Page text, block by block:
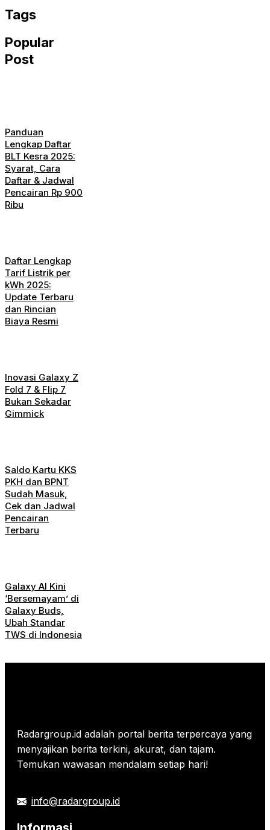
Tags
Popular
Post
Panduan
Lengkap Daftar
BLT Kesra 2025:
Syarat, Cara
Daftar & Jadwal
Pencairan Rp 900
Ribu
Daftar Lengkap
Tarif Listrik per
kWh 2025:
Update Terbaru
dan Rincian
Biaya Resmi
Inovasi Galaxy Z
Fold 7 & Flip 7
Bukan Sekadar
Gimmick
Saldo Kartu KKS
PKH dan BPNT
Sudah Masuk,
Cek dan Jadwal
Pencairan
Terbaru
Galaxy AI Kini
‘Bersemayam’ di
Galaxy Buds,
Ubah Standar
TWS di Indonesia
Radargroup.id adalah portal berita terpercaya yang
menyajikan berita terkini, akurat, dan tajam.
Temukan wawasan mendalam setiap hari!
info@radargroup.id